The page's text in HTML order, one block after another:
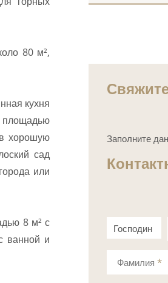
80 м²,
кухня
площадью
хорошую
сад
или
8 м² с
ванной и
Заполните
Господин
Госпожа
Фамилия*